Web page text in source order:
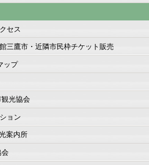
セス
三鷹市・近隣市民枠チケット販売
ップ
光協会
ョン
案内所
会